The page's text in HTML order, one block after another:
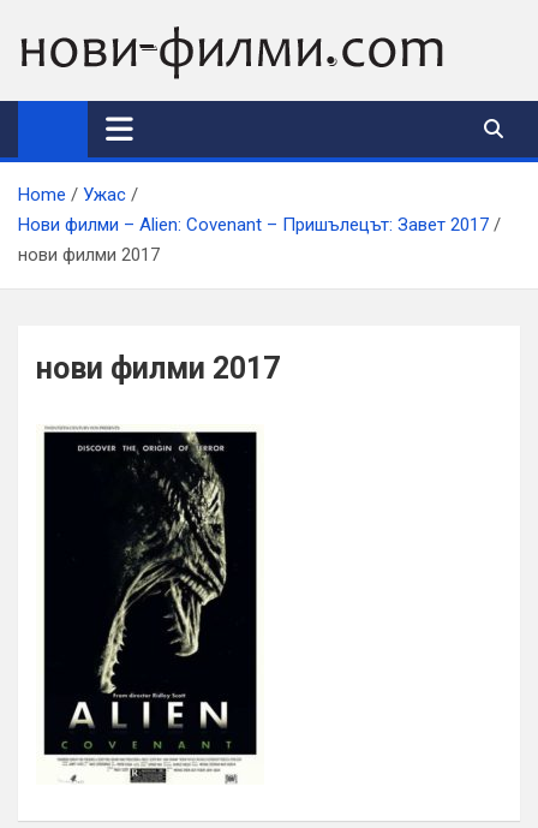
content
Home
Ужас
Нови филми – Alien: Covenant – Пришълецът: Завет 2017
нови филми 2017
нови филми 2017